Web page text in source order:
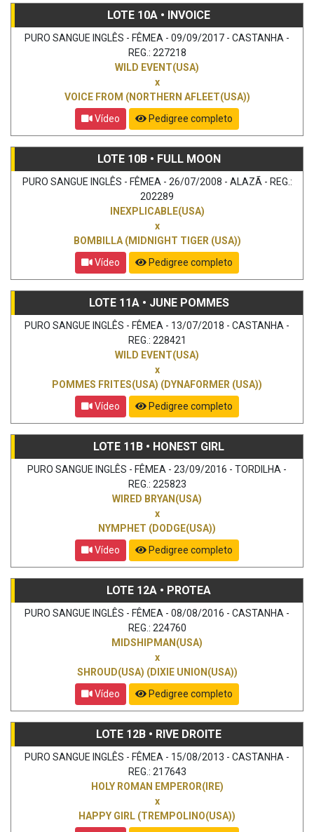
LOTE 10A • INVOICE
PURO SANGUE INGLÊS - FÊMEA - 09/09/2017 - CASTANHA -
REG.: 227218
WILD EVENT(USA)
x
VOICE FROM (NORTHERN AFLEET(USA))
Vídeo
Pedigree completo
LOTE 10B • FULL MOON
PURO SANGUE INGLÊS - FÊMEA - 26/07/2008 - ALAZÃ - REG.:
202289
INEXPLICABLE(USA)
x
BOMBILLA (MIDNIGHT TIGER (USA))
Vídeo
Pedigree completo
LOTE 11A • JUNE POMMES
PURO SANGUE INGLÊS - FÊMEA - 13/07/2018 - CASTANHA -
REG.: 228421
WILD EVENT(USA)
x
POMMES FRITES(USA) (DYNAFORMER (USA))
Vídeo
Pedigree completo
LOTE 11B • HONEST GIRL
PURO SANGUE INGLÊS - FÊMEA - 23/09/2016 - TORDILHA -
REG.: 225823
WIRED BRYAN(USA)
x
NYMPHET (DODGE(USA))
Vídeo
Pedigree completo
LOTE 12A • PROTEA
PURO SANGUE INGLÊS - FÊMEA - 08/08/2016 - CASTANHA -
REG.: 224760
MIDSHIPMAN(USA)
x
SHROUD(USA) (DIXIE UNION(USA))
Vídeo
Pedigree completo
LOTE 12B • RIVE DROITE
PURO SANGUE INGLÊS - FÊMEA - 15/08/2013 - CASTANHA -
REG.: 217643
HOLY ROMAN EMPEROR(IRE)
x
HAPPY GIRL (TREMPOLINO(USA))